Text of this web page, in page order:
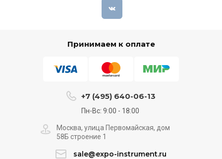
Принимаем к оплате
+7 (495) 640-06-13
Пн-Вс: 9:00 - 18:00
Москва, улица Первомайская, дом
58Б строение 1
sale@expo-instrument.ru